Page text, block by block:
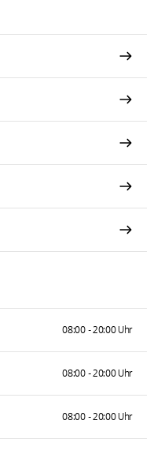
08:00 - 20:00 Uhr
08:00 - 20:00 Uhr
08:00 - 20:00 Uhr